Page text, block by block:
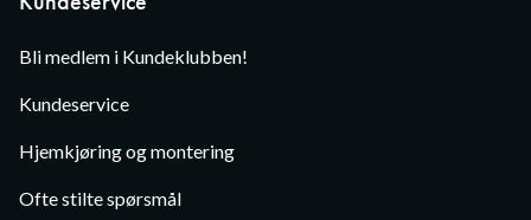
Bli medlem i Kundeklubben!
Kundeservice
Hjemkjøring og montering
Ofte stilte spørsmål